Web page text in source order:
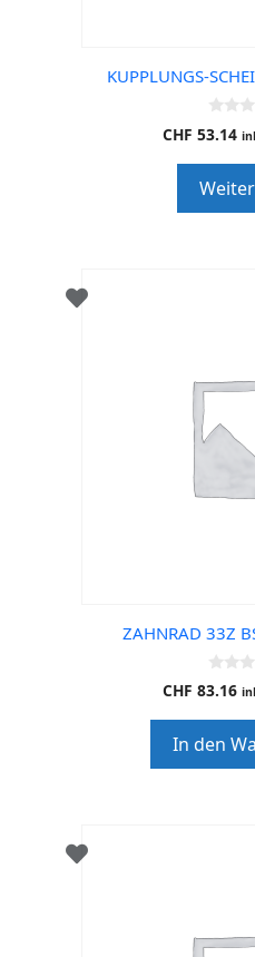
KUPPLUNGS-
0
o
o
f
5
CHF 53.14
ZAHNRAD 33Z
0
o
o
f
5
CHF 83.16
In den